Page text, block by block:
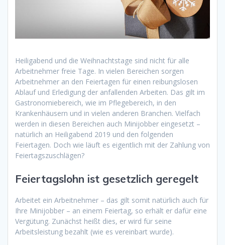
Heiligabend und die Weihnachtstage sind nicht für alle
Arbeitnehmer freie Tage. In vielen Bereichen sorgen
Arbeitnehmer an den Feiertagen für einen reibungslosen
Ablauf und Erledigung der anfallenden Arbeiten. Das gilt im
Gastronomiebereich, wie im Pflegebereich, in den
Krankenhäusern und in vielen anderen Branchen. Vielfach
werden in diesen Bereichen auch Minijobber eingesetzt –
natürlich an Heiligabend 2019 und den folgenden
Feiertagen. Doch wie läuft es eigentlich mit der Zahlung von
Feiertagszuschlägen?
Feiertagslohn ist gesetzlich geregelt
Arbeitet ein Arbeitnehmer – das gilt somit natürlich auch für
Ihre Minijobber – an einem Feiertag, so erhält er dafür eine
Vergütung. Zunächst heißt dies, er wird für seine
Arbeitsleistung bezahlt (wie es vereinbart wurde).